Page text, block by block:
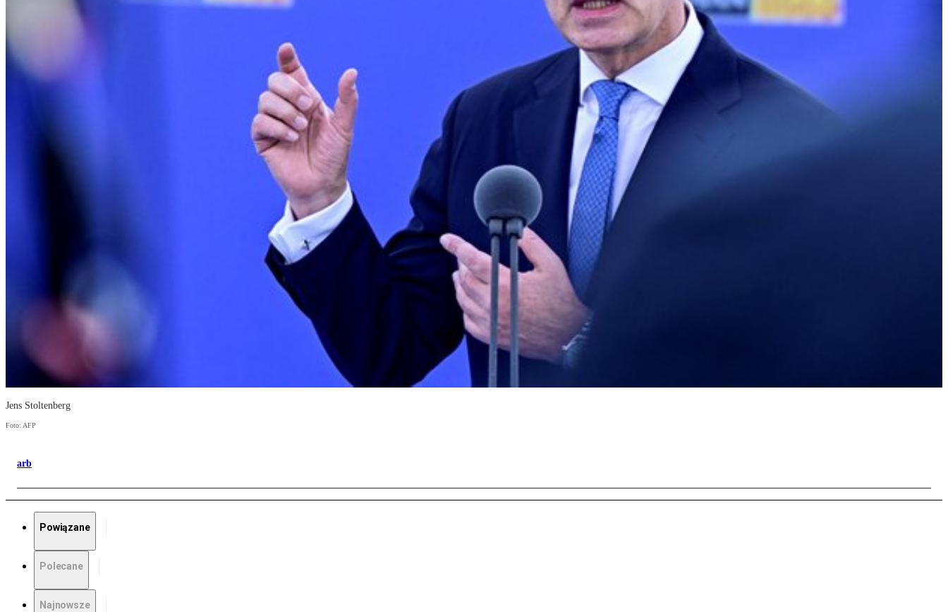
Jens Stoltenberg
Foto: AFP
arb
Powiązane
Polecane
Najnowsze